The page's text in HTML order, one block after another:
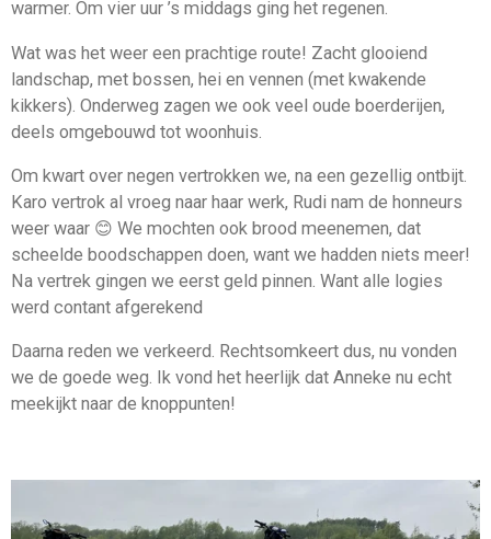
warmer. Om vier uur ’s middags ging het regenen.
Wat was het weer een prachtige route! Zacht glooiend
landschap, met bossen, hei en vennen (met kwakende
kikkers). Onderweg zagen we ook veel oude boerderijen,
deels omgebouwd tot woonhuis.
Om kwart over negen vertrokken we, na een gezellig ontbijt.
Karo vertrok al vroeg naar haar werk, Rudi nam de honneurs
weer waar 😊 We mochten ook brood meenemen, dat
scheelde boodschappen doen, want we hadden niets meer!
Na vertrek gingen we eerst geld pinnen. Want alle logies
werd contant afgerekend
Daarna reden we verkeerd. Rechtsomkeert dus, nu vonden
we de goede weg. Ik vond het heerlijk dat Anneke nu echt
meekijkt naar de knoppunten!